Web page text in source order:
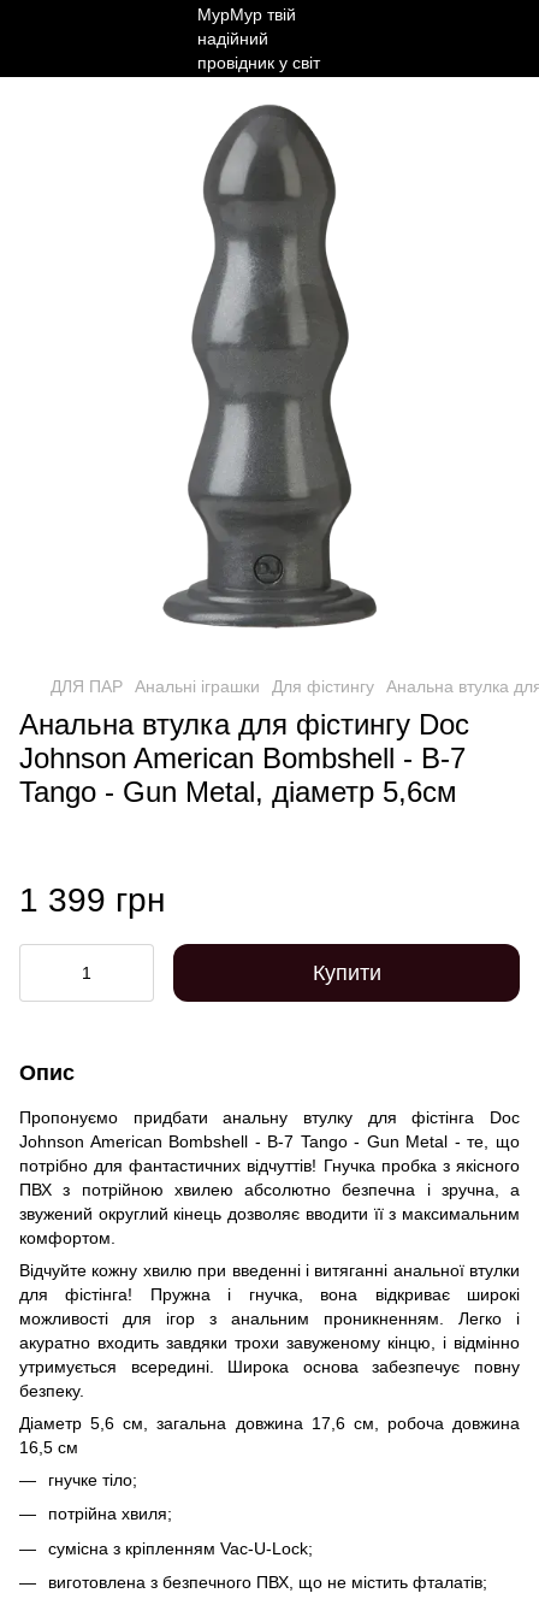
ДЛЯ ПАР Анальні іграшки Для фістингу Анальна втулка
Анальна втулка для фістингу Doc
Johnson American Bombshell - B-7
Tango - Gun Metal, діаметр 5,6см
1 399 грн
Купити
Опис
Пропонуємо придбати анальну втулку для фістінга Doc
Johnson American Bombshell - B-7 Tango - Gun Metal - те, що
потрібно для фантастичних відчуттів! Гнучка пробка з якісного
ПВХ з потрійною хвилею абсолютно безпечна і зручна, а
звужений округлий кінець дозволяє вводити її з максимальним
комфортом.
Відчуйте кожну хвилю при введенні і витяганні анальної втулки
для фістінга! Пружна і гнучка, вона відкриває широкі
можливості для ігор з анальним проникненням. Легко і
акуратно входить завдяки трохи завуженому кінцю, і відмінно
утримується всередині. Широка основа забезпечує повну
безпеку.
Діаметр 5,6 см, загальна довжина 17,6 см, робоча довжина
16,5 см
гнучке тіло;
потрійна хвиля;
сумісна з кріпленням Vac-U-Lock;
виготовлена ​​з безпечного ПВХ, що не містить фталатів;